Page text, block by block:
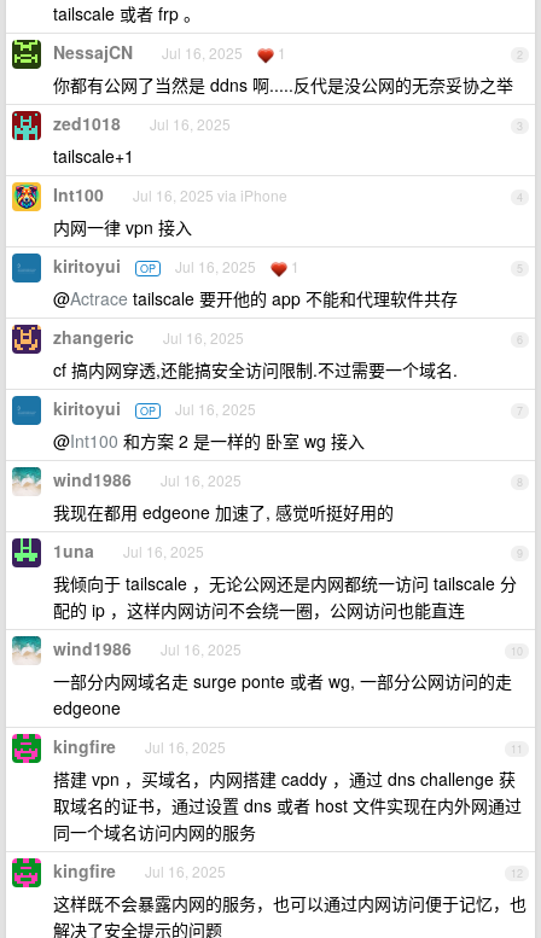
tailscale 或者 frp 。
2
NessajCN Jul 16, 2025 1
你都有公网了当然是 ddns 啊.....反代是没公网的无奈妥协之举
3
zed1018 Jul 16, 2025
tailscale+1
4
Int100 Jul 16, 2025 via iPhone
内网一律 vpn 接入
5
kiritoyui OP Jul 16, 2025 1
@Actrace tailscale 要开他的 app 不能和代理软件共存
6
zhangeric Jul 16, 2025
cf 搞内网穿透,还能搞安全访问限制.不过需要一个域名.
7
kiritoyui OP Jul 16, 2025
@Int100 和方案 2 是一样的 卧室 wg 接入
8
wind1986 Jul 16, 2025
我现在都用 edgeone 加速了, 感觉听挺好用的
9
1una Jul 16, 2025
我倾向于 tailscale ，无论公网还是内网都统一访问 tailscale 分
配的 ip ，这样内网访问不会绕一圈，公网访问也能直连
10
wind1986 Jul 16, 2025
一部分内网域名走 surge ponte 或者 wg, 一部分公网访问的走
edgeone
11
kingfire Jul 16, 2025
搭建 vpn ，买域名，内网搭建 caddy ，通过 dns challenge 获
取域名的证书，通过设置 dns 或者 host 文件实现在内外网通过
同一个域名访问内网的服务
12
kingfire Jul 16, 2025
这样既不会暴露内网的服务，也可以通过内网访问便于记忆，也
解决了安全提示的问题